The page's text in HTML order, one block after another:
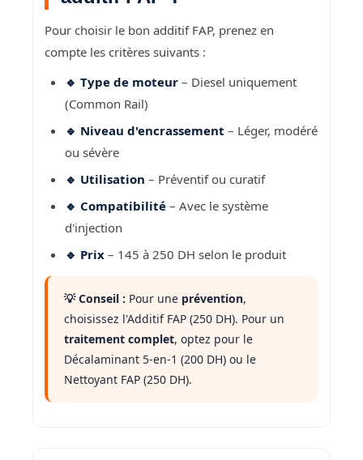
Pour choisir le bon additif FAP, prenez en
compte les critères suivants :
🔹 Type de moteur – Diesel uniquement
(Common Rail)
🔹 Niveau d'encrassement – Léger, modéré
ou sévère
🔹 Utilisation – Préventif ou curatif
🔹 Compatibilité – Avec le système
d'injection
🔹 Prix – 145 à 250 DH selon le produit
💡 Conseil : Pour une prévention,
choisissez l'Additif FAP (250 DH). Pour un
traitement complet, optez pour le
Décalaminant 5-en-1 (200 DH) ou le
Nettoyant FAP (250 DH).